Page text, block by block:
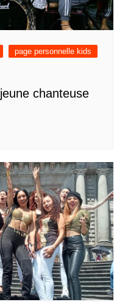
page personnelle kids
chanteuse